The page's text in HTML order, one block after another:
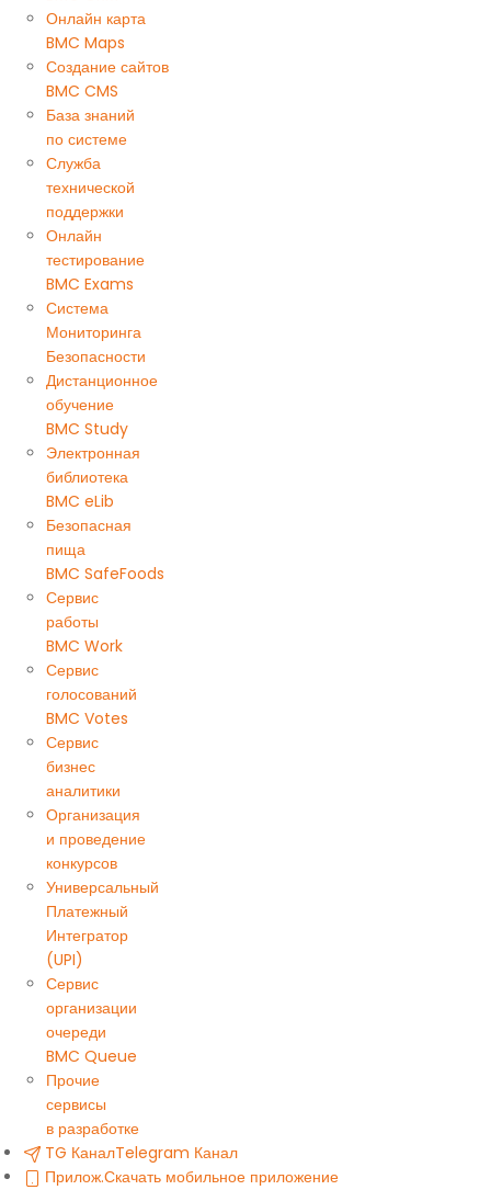
Онлайн карта
BMC Maps
Создание сайтов
BMC CMS
База знаний
по системе
Служба
технической
поддержки
Онлайн
тестирование
BMC Exams
Система
Мониторинга
Безопасности
Дистанционное
обучение
BMC Study
Электронная
библиотека
BMC eLib
Безопасная
пища
BMC SafeFoods
Сервис
работы
BMC Work
Сервис
голосований
BMC Votes
Сервис
бизнес
аналитики
Организация
и проведение
конкурсов
Универсальный
Платежный
Интегратор
(UPI)
Сервис
организации
очереди
BMC Queue
Прочие
сервисы
в разработке
TG КаналTelegram Канал
Прилож.Скачать мобильное приложение